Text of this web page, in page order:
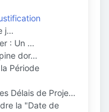
j…
: Un …
dor…
Période
Délais de Proje…
la "Date de